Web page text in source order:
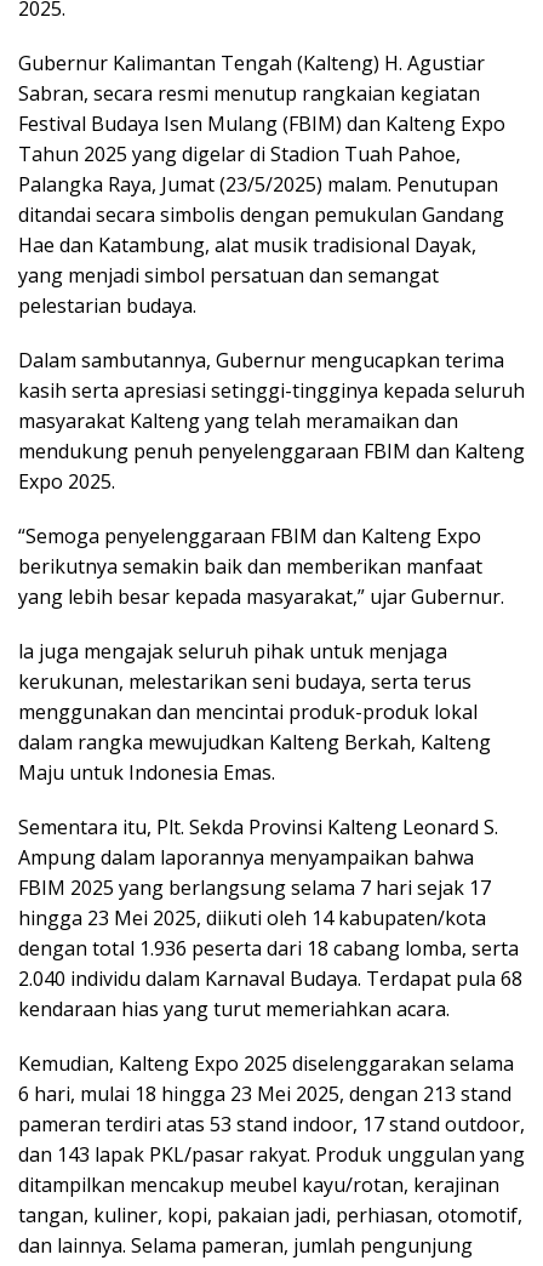
2025.
Gubernur Kalimantan Tengah (Kalteng) H. Agustiar
Sabran, secara resmi menutup rangkaian kegiatan
Festival Budaya Isen Mulang (FBIM) dan Kalteng Expo
Tahun 2025 yang digelar di Stadion Tuah Pahoe,
Palangka Raya, Jumat (23/5/2025) malam. Penutupan
ditandai secara simbolis dengan pemukulan Gandang
Hae dan Katambung, alat musik tradisional Dayak,
yang menjadi simbol persatuan dan semangat
pelestarian budaya.
Dalam sambutannya, Gubernur mengucapkan terima
kasih serta apresiasi setinggi-tingginya kepada seluruh
masyarakat Kalteng yang telah meramaikan dan
mendukung penuh penyelenggaraan FBIM dan Kalteng
Expo 2025.
“Semoga penyelenggaraan FBIM dan Kalteng Expo
berikutnya semakin baik dan memberikan manfaat
yang lebih besar kepada masyarakat,” ujar Gubernur.
la juga mengajak seluruh pihak untuk menjaga
kerukunan, melestarikan seni budaya, serta terus
menggunakan dan mencintai produk-produk lokal
dalam rangka mewujudkan Kalteng Berkah, Kalteng
Maju untuk Indonesia Emas.
Sementara itu, Plt. Sekda Provinsi Kalteng Leonard S.
Ampung dalam laporannya menyampaikan bahwa
FBIM 2025 yang berlangsung selama 7 hari sejak 17
hingga 23 Mei 2025, diikuti oleh 14 kabupaten/kota
dengan total 1.936 peserta dari 18 cabang lomba, serta
2.040 individu dalam Karnaval Budaya. Terdapat pula 68
kendaraan hias yang turut memeriahkan acara.
Kemudian, Kalteng Expo 2025 diselenggarakan selama
6 hari, mulai 18 hingga 23 Mei 2025, dengan 213 stand
pameran terdiri atas 53 stand indoor, 17 stand outdoor,
dan 143 lapak PKL/pasar rakyat. Produk unggulan yang
ditampilkan mencakup meubel kayu/rotan, kerajinan
tangan, kuliner, kopi, pakaian jadi, perhiasan, otomotif,
dan lainnya. Selama pameran, jumlah pengunjung